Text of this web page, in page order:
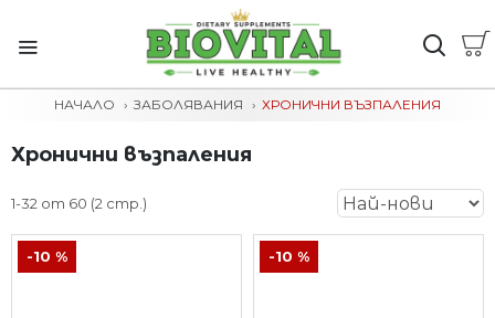
НАЧАЛО ЗАБОЛЯВАНИЯ ХРОНИЧНИ ВЪЗПАЛЕНИЯ
Хронични възпаления
1-32 от 60 (2 стр.)
-10 % -10 %